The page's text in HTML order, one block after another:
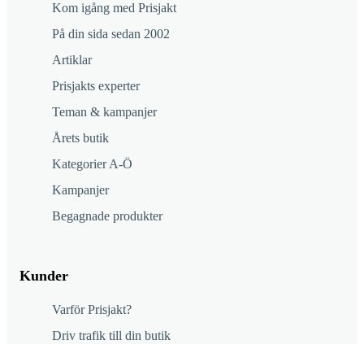
Kom igång med Prisjakt
På din sida sedan 2002
Artiklar
Prisjakts experter
Teman & kampanjer
Årets butik
Kategorier A-Ö
Kampanjer
Begagnade produkter
Kunder
Varför Prisjakt?
Driv trafik till din butik